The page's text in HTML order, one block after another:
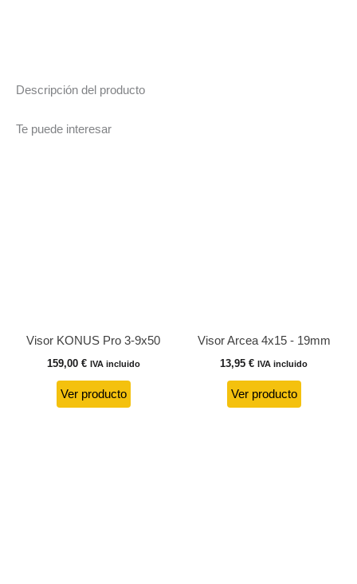
Descripción del producto
Te puede interesar
Visor KONUS Pro 3-9x50
159,00 € IVA incluido
Ver producto
Visor Arcea 4x15 - 19mm
13,95 € IVA incluido
Ver producto